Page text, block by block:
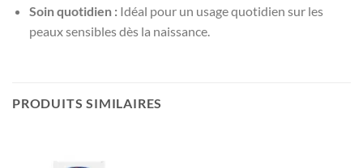
Soin quotidien :Idéal pour un usage quotidien sur les
peaux sensibles dès la naissance.
PRODUITS SIMILAIRES